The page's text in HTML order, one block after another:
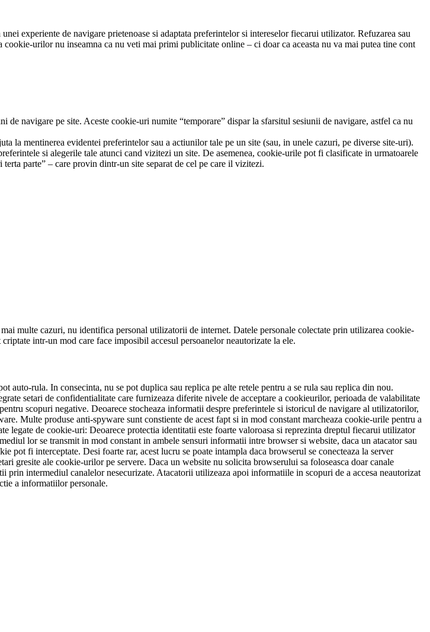
experiente de navigare prietenoase si adaptata preferintelor si intereselor fiecarui utilizator. Refuzarea sau
urilor nu inseamna ca nu veti mai primi publicitate online – ci doar ca aceasta nu va mai putea tine cont
navigare pe site. Aceste cookie-uri numite “temporare” dispar la sfarsitul sesiunii de navigare, astfel ca nu
la mentinerea evidentei preferintelor sau a actiunilor tale pe un site (sau, in unele cazuri, pe diverse site-uri).
si alegerile tale atunci cand vizitezi un site. De asemenea, cookie-urile pot fi clasificate in urmatoarele
parte” – care provin dintr-un site separat de cel pe care il vizitezi.
multe cazuri, nu identifica personal utilizatorii de internet. Datele personale colectate prin utilizarea cookie-
intr-un mod care face imposibil accesul persoanelor neautorizate la ele.
rula. In consecinta, nu se pot duplica sau replica pe alte retele pentru a se rula sau replica din nou.
setari de confidentialitate care furnizeaza diferite nivele de acceptare a cookieurilor, perioada de valabilitate
scopuri negative. Deoarece stocheaza informatii despre preferintele si istoricul de navigare al utilizatorilor,
Multe produse anti-spyware sunt constiente de acest fapt si in mod constant marcheaza cookie-urile pentru a
legate de cookie-uri: Deoarece protectia identitatii este foarte valoroasa si reprezinta dreptul fiecarui utilizator
lor se transmit in mod constant in ambele sensuri informatii intre browser si website, daca un atacator sau
pot fi interceptate. Desi foarte rar, acest lucru se poate intampla daca browserul se conecteaza la server
gresite ale cookie-urilor pe servere. Daca un website nu solicita browserului sa foloseasca doar canale
intermediul canalelor nesecurizate. Atacatorii utilizeaza apoi informatiile in scopuri de a accesa neautorizat
a informatiilor personale.